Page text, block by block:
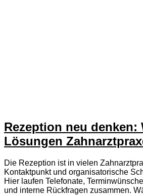
Rezeption neu denken:
Lösungen
Die Rezeption ist in vielen
Kontaktpunkt und organisatorische
Hier laufen Telefonate,
und interne Rückfragen zusammen.